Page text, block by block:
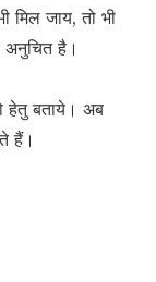
मिल जाय, तो भी
अनुचित है।
हेतु बताये। अब
हैं।